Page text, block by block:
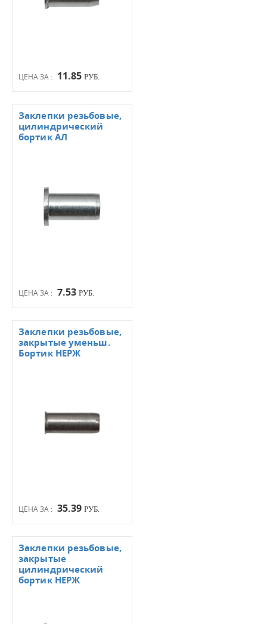
ЦЕНА ЗА : 11.85 РУБ.
ЦЕНА ЗА : 7.53 РУБ.
Заклепки резьбовые,
цилиндрический
бортик АЛ
ЦЕНА ЗА : 35.39 РУБ.
Заклепки резьбовые,
закрытые уменьш.
Бортик НЕРЖ
Заклепки резьбовые,
закрытые
цилиндрический
бортик НЕРЖ